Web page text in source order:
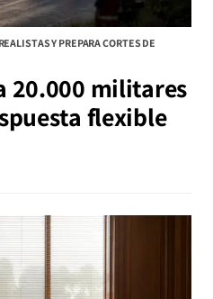
Y PREPARA CORTES DE
20.000 militares
flexible